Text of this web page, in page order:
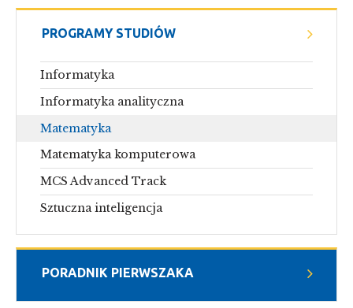
PROGRAMY STUDIÓW
Informatyka
Informatyka analityczna
Matematyka
Matematyka komputerowa
MCS Advanced Track
Sztuczna inteligencja
PORADNIK PIERWSZAKA